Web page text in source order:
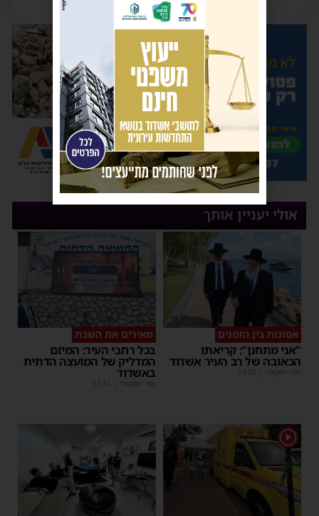
אולי יעניין אותך
אסונות בין הזמנים
"אני מתחנן": קריאתו
הכאובה של רב העיר אשדוד
יוסי יחזקאלי 18:35
מאירים את השבת
בכל רחבי העיר: המיזם
המדליק של המועצה הדתית
באשדוד
יוסי יחזקאלי 18:31
1
פרסומת